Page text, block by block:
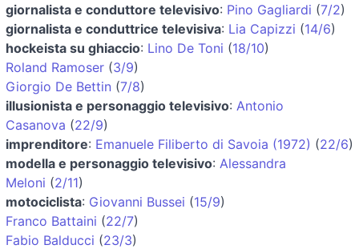
giornalista e conduttore televisivo: Pino Gagliardi (7/2)
giornalista e conduttrice televisiva: Lia Capizzi (14/6)
hockeista su ghiaccio: Lino De Toni (18/10)
Roland Ramoser (3/9)
Giorgio De Bettin (7/8)
illusionista e personaggio televisivo: Antonio
Casanova (22/9)
imprenditore: Emanuele Filiberto di Savoia (1972) (22/6)
modella e personaggio televisivo: Alessandra
Meloni (2/11)
motociclista: Giovanni Bussei (15/9)
Franco Battaini (22/7)
Fabio Balducci (23/3)